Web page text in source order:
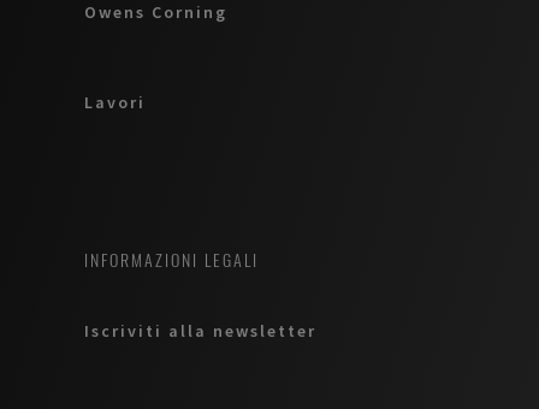
Owens Corning
Lavori
INFORMAZIONI LEGALI
Iscriviti alla newsletter